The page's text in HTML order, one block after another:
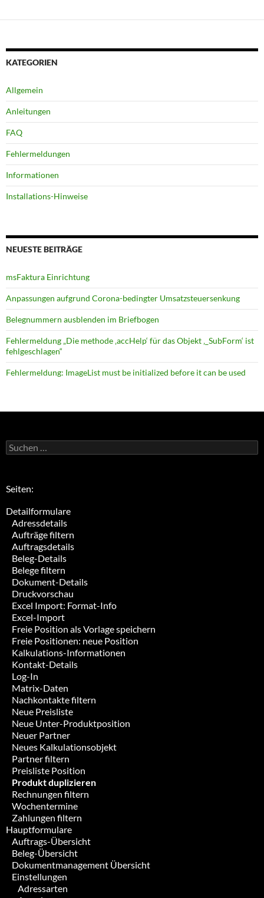
KATEGORIEN
Allgemein
Anleitungen
FAQ
Fehlermeldungen
Informationen
Installations-Hinweise
NEUESTE BEITRÄGE
msFaktura Einrichtung
Anpassungen aufgrund Corona-bedingter Umsatz­steuer­senkung
Belegnummern ausblenden im Briefbogen
Fehlermeldung „Die methode ‚accHelp‘ für das Objekt ‚_SubForm‘ ist
fehlgeschlagen“
Fehlermeldung: ImageList must be initialized before it can be used
Suchen
nach:
Seiten:
Detailformulare
Adressdetails
Aufträge filtern
Auftragsdetails
Beleg-Details
Belege filtern
Dokument-Details
Druckvorschau
Excel Import: Format-Info
Excel-Import
Freie Position als Vorlage speichern
Freie Positionen: neue Position
Kalkulations-Informationen
Kontakt-Details
Log-In
Matrix-Daten
Nachkontakte filtern
Neue Preisliste
Neue Unter-Produktposition
Neuer Partner
Neues Kalkulationsobjekt
Partner filtern
Preisliste Position
Produkt duplizieren
Rechnungen filtern
Wochentermine
Zahlungen filtern
Hauptformulare
Auftrags-Übersicht
Beleg-Übersicht
Dokumentmanagement Übersicht
Einstellungen
Adressarten